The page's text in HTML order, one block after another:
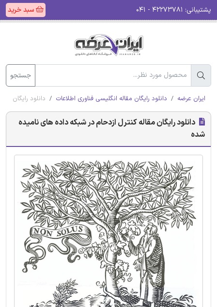
پشتیبانی: سبد خرید
جستجو
ایران عرضه دانلود رایگان مقاله انگلیسی فناوری اطلاعات دانلود رایگان
دانلود رایگان مقاله کنترل ازدحام در شبکه داده های نامیده
شده